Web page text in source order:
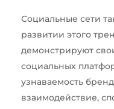
Социальные сети
развитии этого
демонстрируют
социальных
узнаваемость
взаимодействие,